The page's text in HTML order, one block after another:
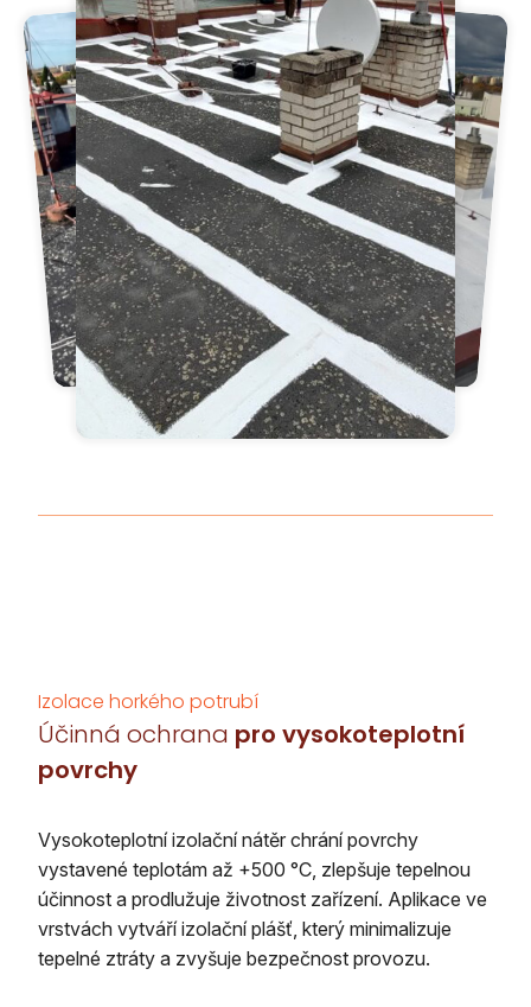
Izolace horkého potrubí
Účinná ochrana pro vysokoteplotní
povrchy
Vysokoteplotní izolační nátěr chrání povrchy
vystavené teplotám až +500 °C, zlepšuje tepelnou
účinnost a prodlužuje životnost zařízení. Aplikace ve
vrstvách vytváří izolační plášť, který minimalizuje
tepelné ztráty a zvyšuje bezpečnost provozu.